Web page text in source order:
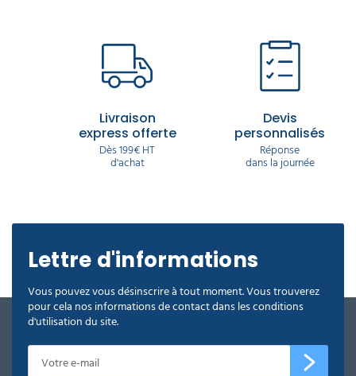
Livraison
express offerte
Dès 199€ HT
d'achat
Devis
personnalisés
Réponse
dans la journée
Lettre d'informations
Vous pouvez vous désinscrire à tout moment. Vous trouverez
pour cela nos informations de contact dans les conditions
d'utilisation du site.